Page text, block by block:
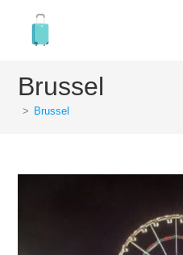
inhoud
Brussel
> Brussel